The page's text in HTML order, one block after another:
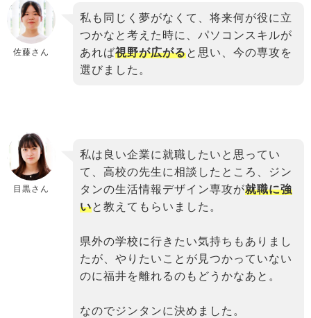
binary
comment
佐藤さん
私も同じく夢がなくて、将来何が役に立
つかなと考えた時に、パソコンスキルが
あれば視野が広がると思い、今の専攻を
選びました。
binary
comment
目黒さん
私は良い企業に就職したいと思ってい
て、高校の先生に相談したところ、ジン
タンの生活情報デザイン専攻が就職に強
いと教えてもらいました。
県外の学校に行きたい気持ちもありまし
たが、やりたいことが見つかっていない
のに福井を離れるのもどうかなあと。
なのでジンタンに決めました。